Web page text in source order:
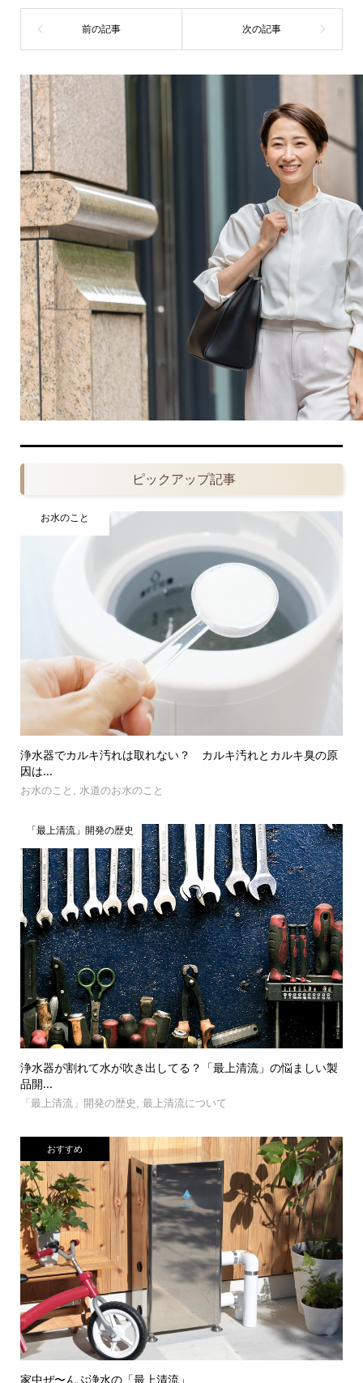
ピックアップ記事
お水のこと
浄水器でカルキ汚れは取れない？ カルキ汚れとカルキ臭の原
因は...
お水のこと 水道のお水のこと
「最上清流」開発の歴史
浄水器が割れて水が吹き出してる？「最上清流」の悩ましい製
品開...
「最上清流」開発の歴史 最上清流について
おすすめ
家中ぜ〜んぶ浄水の「最上清流」